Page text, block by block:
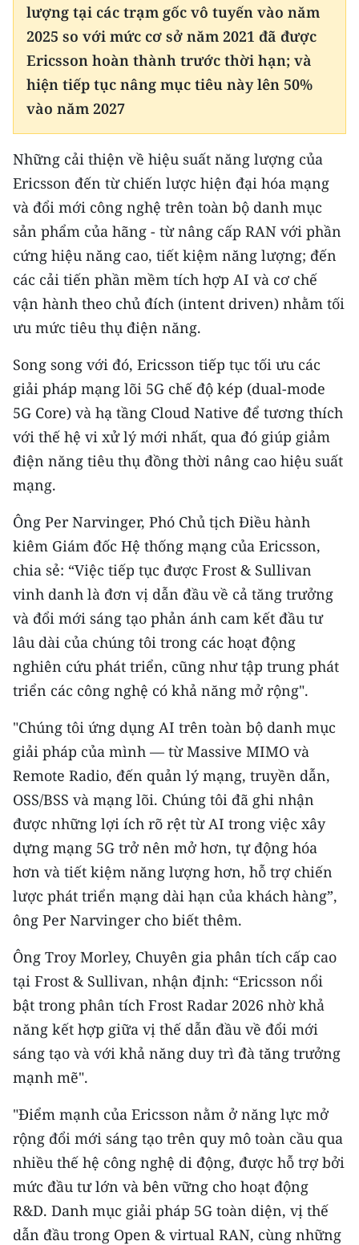
ENGLISH
FRANÇAIS
ESPAÑOL
한국어
lượng tại các trạm gốc vô tuyến vào năm
2025 so với mức cơ sở năm 2021 đã được
Ericsson hoàn thành trước thời hạn; và
hiện tiếp tục nâng mục tiêu này lên 50%
vào năm 2027
Những cải thiện về hiệu suất năng lượng của
Ericsson đến từ chiến lược hiện đại hóa mạng
và đổi mới công nghệ trên toàn bộ danh mục
sản phẩm của hãng - từ nâng cấp RAN với phần
cứng hiệu năng cao, tiết kiệm năng lượng; đến
các cải tiến phần mềm tích hợp AI và cơ chế
vận hành theo chủ đích (intent driven) nhằm tối
ưu mức tiêu thụ điện năng.
Song song với đó, Ericsson tiếp tục tối ưu các
giải pháp mạng lõi 5G chế độ kép (dual-mode
5G Core) và hạ tầng Cloud Native để tương thích
với thế hệ vi xử lý mới nhất, qua đó giúp giảm
điện năng tiêu thụ đồng thời nâng cao hiệu suất
mạng.
Ông Per Narvinger, Phó Chủ tịch Điều hành
kiêm Giám đốc Hệ thống mạng của Ericsson,
chia sẻ: “Việc tiếp tục được Frost & Sullivan
vinh danh là đơn vị dẫn đầu về cả tăng trưởng
và đổi mới sáng tạo phản ánh cam kết đầu tư
lâu dài của chúng tôi trong các hoạt động
nghiên cứu phát triển, cũng như tập trung phát
triển các công nghệ có khả năng mở rộng".
"Chúng tôi ứng dụng AI trên toàn bộ danh mục
giải pháp của mình — từ Massive MIMO và
Remote Radio, đến quản lý mạng, truyền dẫn,
OSS/BSS và mạng lõi. Chúng tôi đã ghi nhận
được những lợi ích rõ rệt từ AI trong việc xây
dựng mạng 5G trở nên mở hơn, tự động hóa
hơn và tiết kiệm năng lượng hơn, hỗ trợ chiến
lược phát triển mạng dài hạn của khách hàng”,
ông Per Narvinger cho biết thêm.
​Ông Troy Morley, Chuyên gia phân tích cấp cao
tại Frost & Sullivan, nhận định: “Ericsson nổi
bật trong phân tích Frost Radar 2026 nhờ khả
năng kết hợp giữa vị thế dẫn đầu về đổi mới
sáng tạo và với khả năng duy trì đà tăng trưởng
mạnh mẽ".
"Điểm mạnh của Ericsson nằm ở năng lực mở
rộng đổi mới sáng tạo trên quy mô toàn cầu qua
nhiều thế hệ công nghệ di động, được hỗ trợ bởi
mức đầu tư lớn và bên vững cho hoạt động
R&D. Danh mục giải pháp 5G toàn diện, vị thế
dẫn đầu trong Open & virtual RAN, cùng những